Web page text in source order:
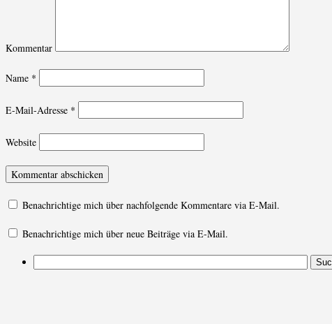
Kommentar
Name *
E-Mail-Adresse *
Website
Benachrichtige mich über nachfolgende Kommentare via E-Mail.
Benachrichtige mich über neue Beiträge via E-Mail.